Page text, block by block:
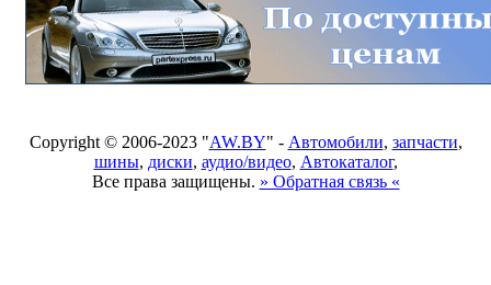
Copyright © 2006-2023 "AW.BY" - Автомобили, запчасти,
шины, диски, аудио/видео, Автокаталог,
Все права защищены. » Обратная связь «